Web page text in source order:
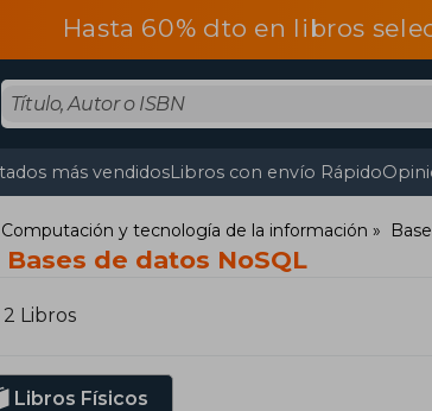
Hasta 60% dto en libros
más vendidosLibros con envío Rápido
Computación y tecnología de la información
de datos NoSQL
Libros
Libros Físicos